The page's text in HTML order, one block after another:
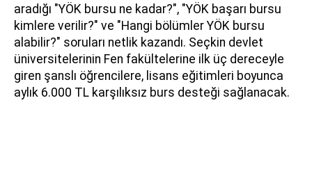
aradığı "YÖK bursu ne kadar?", "YÖK başarı bursu
kimlere verilir?" ve "Hangi bölümler YÖK bursu
alabilir?" soruları netlik kazandı. Seçkin devlet
üniversitelerinin Fen fakültelerine ilk üç dereceyle
giren şanslı öğrencilere, lisans eğitimleri boyunca
aylık 6.000 TL karşılıksız burs desteği sağlanacak.